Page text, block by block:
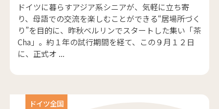
ドイツに暮らすアジア系シニアが、気軽に立ち寄
り、母語での交流を楽しむことができる“居場所づく
り”を目的に、昨秋ベルリンでスタートした集い「茶
Cha」。約１年の試行期間を経て、この９月１２日
に、正式オ ...
ドイツ全国